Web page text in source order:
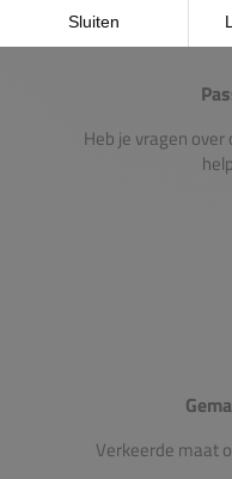
Heb je vragen
Verkeerde maat